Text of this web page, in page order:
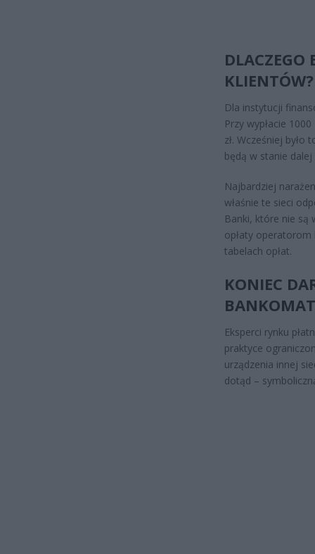
DLACZEGO
KLIENTÓW?
Dla instytucji
Przy wypłacie
zł. Wcześniej było
będą w stanie
Najbardziej
właśnie te sieci
Banki, które nie są
opłaty
tabelach opłat.
KONIEC
Eksperci rynku
praktyce
urządzenia innej
dotąd –